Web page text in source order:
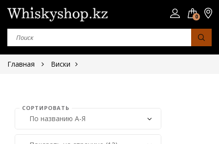
0
Главная Виски
СОРТИРОВАТЬ
Страна